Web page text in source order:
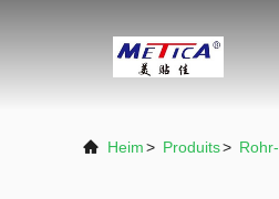
Heim> Produits>